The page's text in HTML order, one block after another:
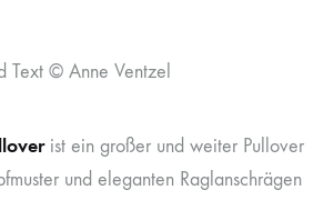
Text © Anne Ventzel
ist ein großer und weiter Pullover
und eleganten Raglanschrägen